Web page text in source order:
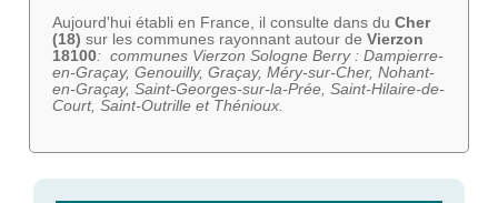
Aujourd'hui établi en France, il consulte dans du Cher
(18) sur les communes rayonnant autour de Vierzon
18100: communes Vierzon Sologne Berry : Dampierre-
en-Graçay, Genouilly, Graçay, Méry-sur-Cher, Nohant-
en-Graçay, Saint-Georges-sur-la-Prée, Saint-Hilaire-de-
Court, Saint-Outrille et Thénioux.